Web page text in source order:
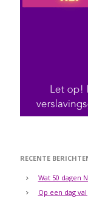
RECENTE
Wat 50 dagen
Op een dag